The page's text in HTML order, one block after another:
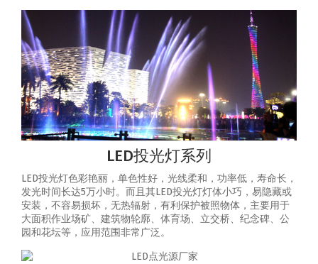
LED投光灯系列
LED投光灯色彩艳丽，单色性好，光线柔和，功率低，寿命长，
发光时间长达5万小时。而且其LED投光灯灯体小巧，易隐藏或
安装，不容易损坏，无热辐射，有利保护被照物体，主要用于
大面积作业场矿、建筑物轮廓、体育场、立交桥、纪念碑、公
园和花坛等，应用范围非常广泛。